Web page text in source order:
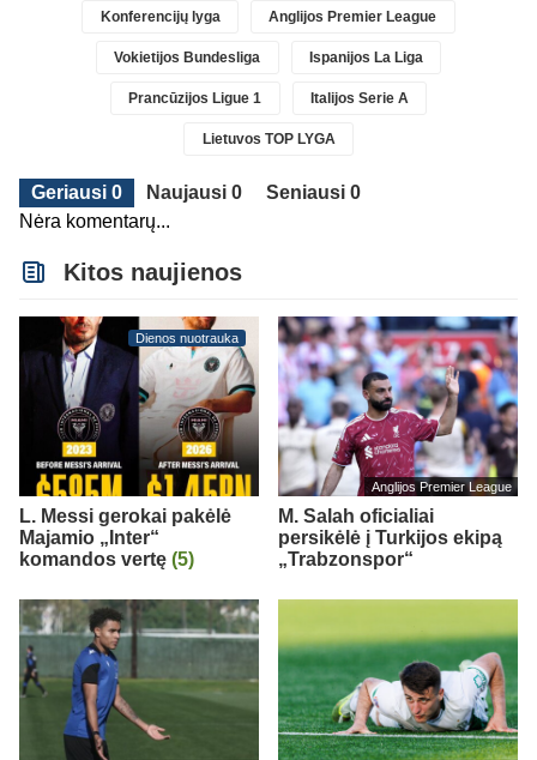
Konferencijų lyga Anglijos Premier League
Vokietijos Bundesliga Ispanijos La Liga
Prancūzijos Ligue 1 Italijos Serie A
Lietuvos TOP LYGA
Geriausi 0 Naujausi 0
Seniausi 0
Nėra komentarų...
Kitos naujienos
Dienos nuotrauka
L. Messi gerokai pakėlė
Majamio „Inter“
komandos vertę (5)
Anglijos Premier League
M. Salah oficialiai
persikėlė į Turkijos ekipą
„Trabzonspor“